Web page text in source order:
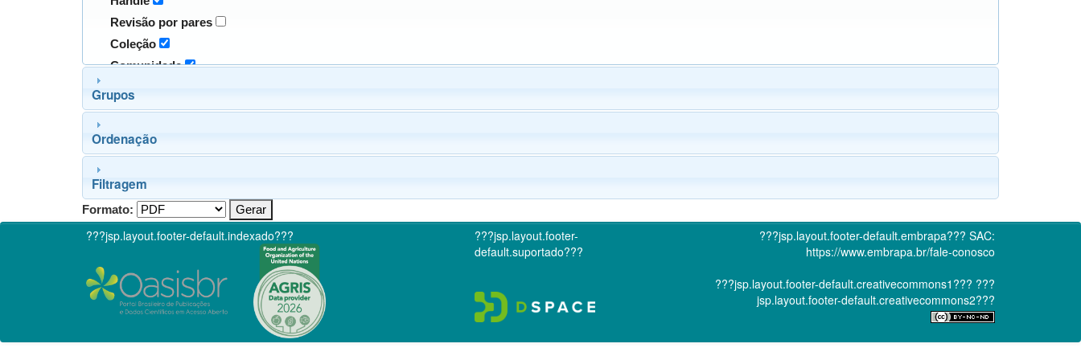
Revisão por pares
Coleção
Comunidade
Grupos
Ordenação
Filtragem
Formato:
???jsp.layout.footer-default.indexado???
???jsp.layout.footer-
default.suportado???
???jsp.layout.footer-default.embrapa??? SAC:
https://www.embrapa.br/fale-conosco
???jsp.layout.footer-default.creativecommons1??? ???
jsp.layout.footer-default.creativecommons2???